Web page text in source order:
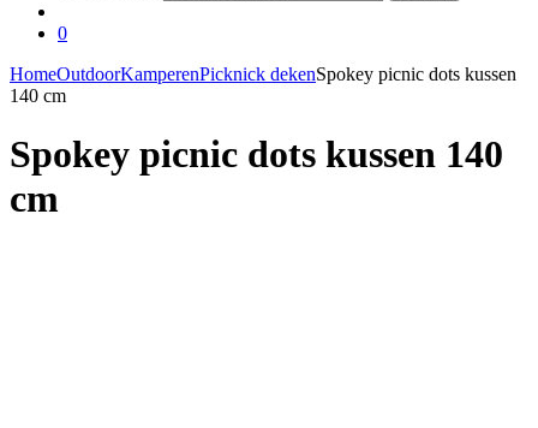
0
HomeOutdoorKamperenPicknick dekenSpokey picnic dots kussen
140 cm
Spokey picnic dots kussen 140
cm